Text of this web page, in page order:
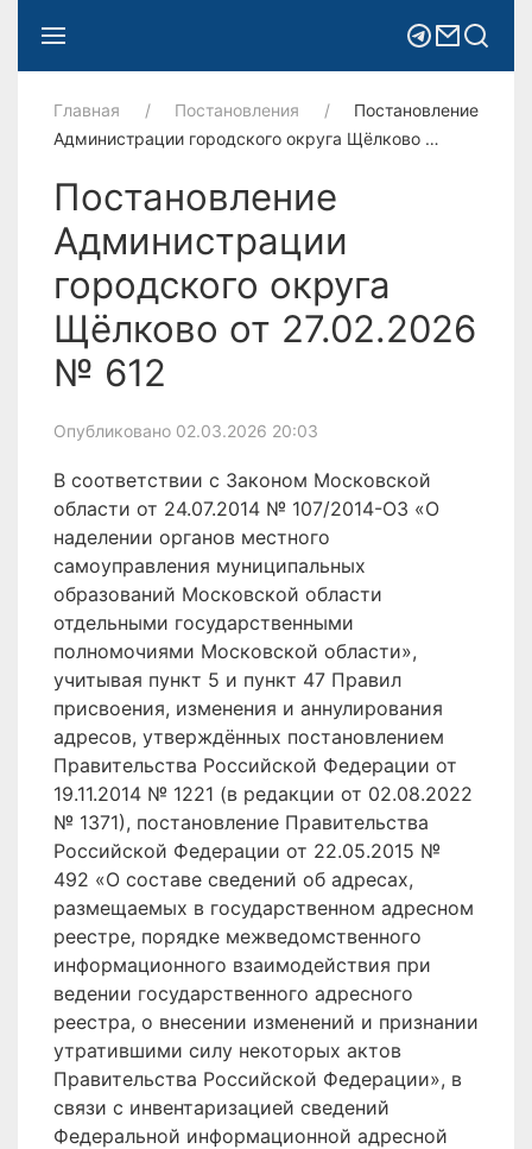
Главная Постановления
Постановление
Администрации городского округа Щёлково …
Постановление
Администрации
городского округа
Щёлково от 27.02.2026
№ 612
Опубликовано 02.03.2026 20:03
В соответствии с Законом Московской
области от 24.07.2014 № 107/2014-ОЗ «О
наделении органов местного
самоуправления муниципальных
образований Московской области
отдельными государственными
полномочиями Московской области»,
учитывая пункт 5 и пункт 47 Правил
присвоения, изменения и аннулирования
адресов, утверждённых постановлением
Правительства Российской Федерации от
19.11.2014 № 1221 (в редакции от 02.08.2022
№ 1371), постановление Правительства
Российской Федерации от 22.05.2015 №
492 «О составе сведений об адресах,
размещаемых в государственном адресном
реестре, порядке межведомственного
информационного взаимодействия при
ведении государственного адресного
реестра, о внесении изменений и признании
утратившими силу некоторых актов
Правительства Российской Федерации», в
связи с инвентаризацией сведений
Федеральной информационной адресной